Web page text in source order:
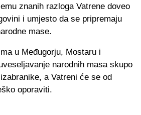
znanih razloga Vatrene doveo
i umjesto da se pripremaju
mase.
u Međugorju, Mostaru i
narodnih masa skupo
a Vatreni će se od
oporaviti.